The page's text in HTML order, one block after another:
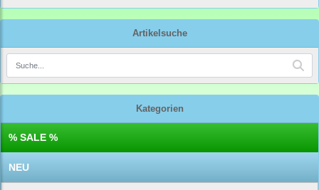
Artikelsuche
Kategorien
% SALE %
NEU